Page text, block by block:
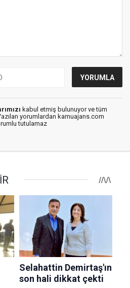
kabul etmiş bulunuyor ve tüm
yorumlardan kamuajans.com
tutulamaz